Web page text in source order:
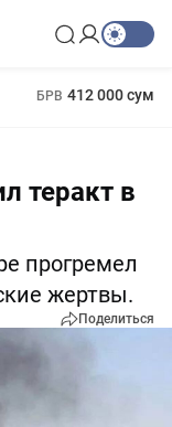
БРВ 412 000 сум
теракт в
прогремел
жертвы.
Поделиться